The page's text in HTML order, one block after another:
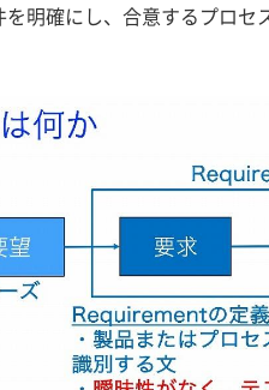
明確にし、合意するプロセ